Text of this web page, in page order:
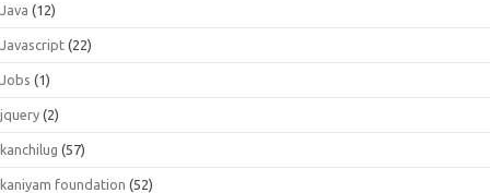
Java (12)
Javascript (22)
Jobs (1)
jquery (2)
kanchilug (57)
kaniyam foundation (52)